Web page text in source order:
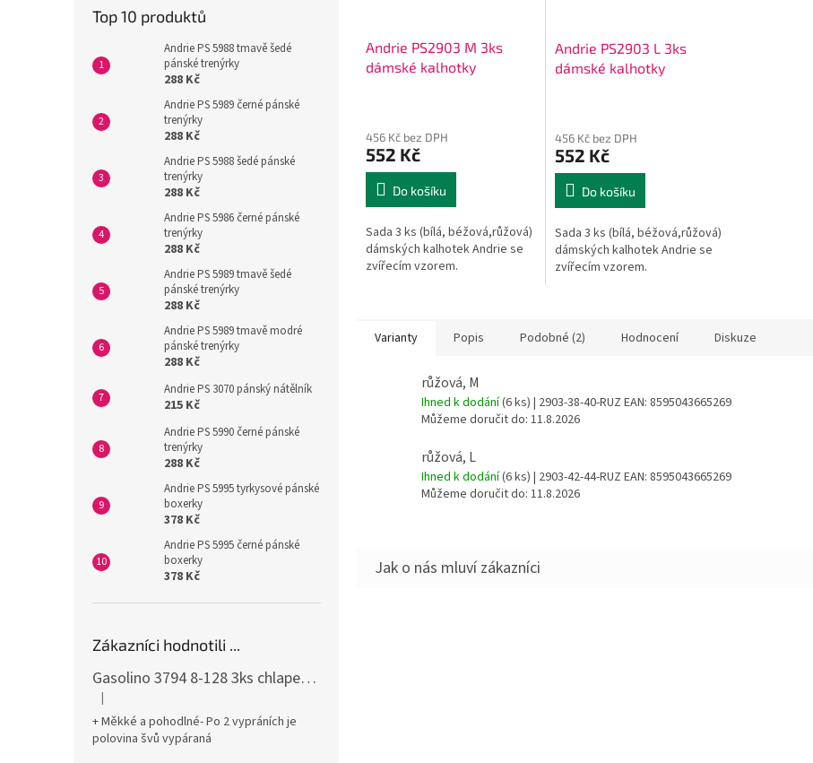
Top 10 produktů
Andrie PS 5988 tmavě šedé
pánské trenýrky
288 Kč
Andrie PS 5989 černé pánské
trenýrky
288 Kč
Andrie PS 5988 šedé pánské
trenýrky
288 Kč
Andrie PS 5986 černé pánské
trenýrky
288 Kč
Andrie PS 5989 tmavě šedé
pánské trenýrky
288 Kč
Andrie PS 5989 tmavě modré
pánské trenýrky
288 Kč
Andrie PS 3070 pánský nátělník
215 Kč
Andrie PS 5990 černé pánské
trenýrky
288 Kč
Andrie PS 5995 tyrkysové pánské
boxerky
378 Kč
Andrie PS 5995 černé pánské
boxerky
378 Kč
Zákazníci hodnotili ...
Gasolino 3794 8-128 3ks chlapecké boxerky
Hodnocení produktu je 3 z 5 hvězdiček.
|
+ Měkké a pohodlné- Po 2 vypráních je
polovina švů vypáraná
Andrie PS2903 M 3ks
dámské kalhotky
456 Kč bez DPH
552 Kč
Do košíku
Sada 3 ks (bílá, béžová,růžová)
dámských kalhotek Andrie se
zvířecím vzorem.
Andrie PS2903 L 3ks
dámské kalhotky
456 Kč bez DPH
552 Kč
Do košíku
Sada 3 ks (bílá, béžová,růžová)
dámských kalhotek Andrie se
zvířecím vzorem.
Varianty Popis Podobné (2) Hodnocení Diskuze
růžová, M
Ihned k dodání(6 ks) | 2903-38-40-RUZ EAN: 8595043665269
Můžeme doručit do: 11.8.2026
růžová, L
Ihned k dodání(6 ks) | 2903-42-44-RUZ EAN: 8595043665269
Můžeme doručit do: 11.8.2026